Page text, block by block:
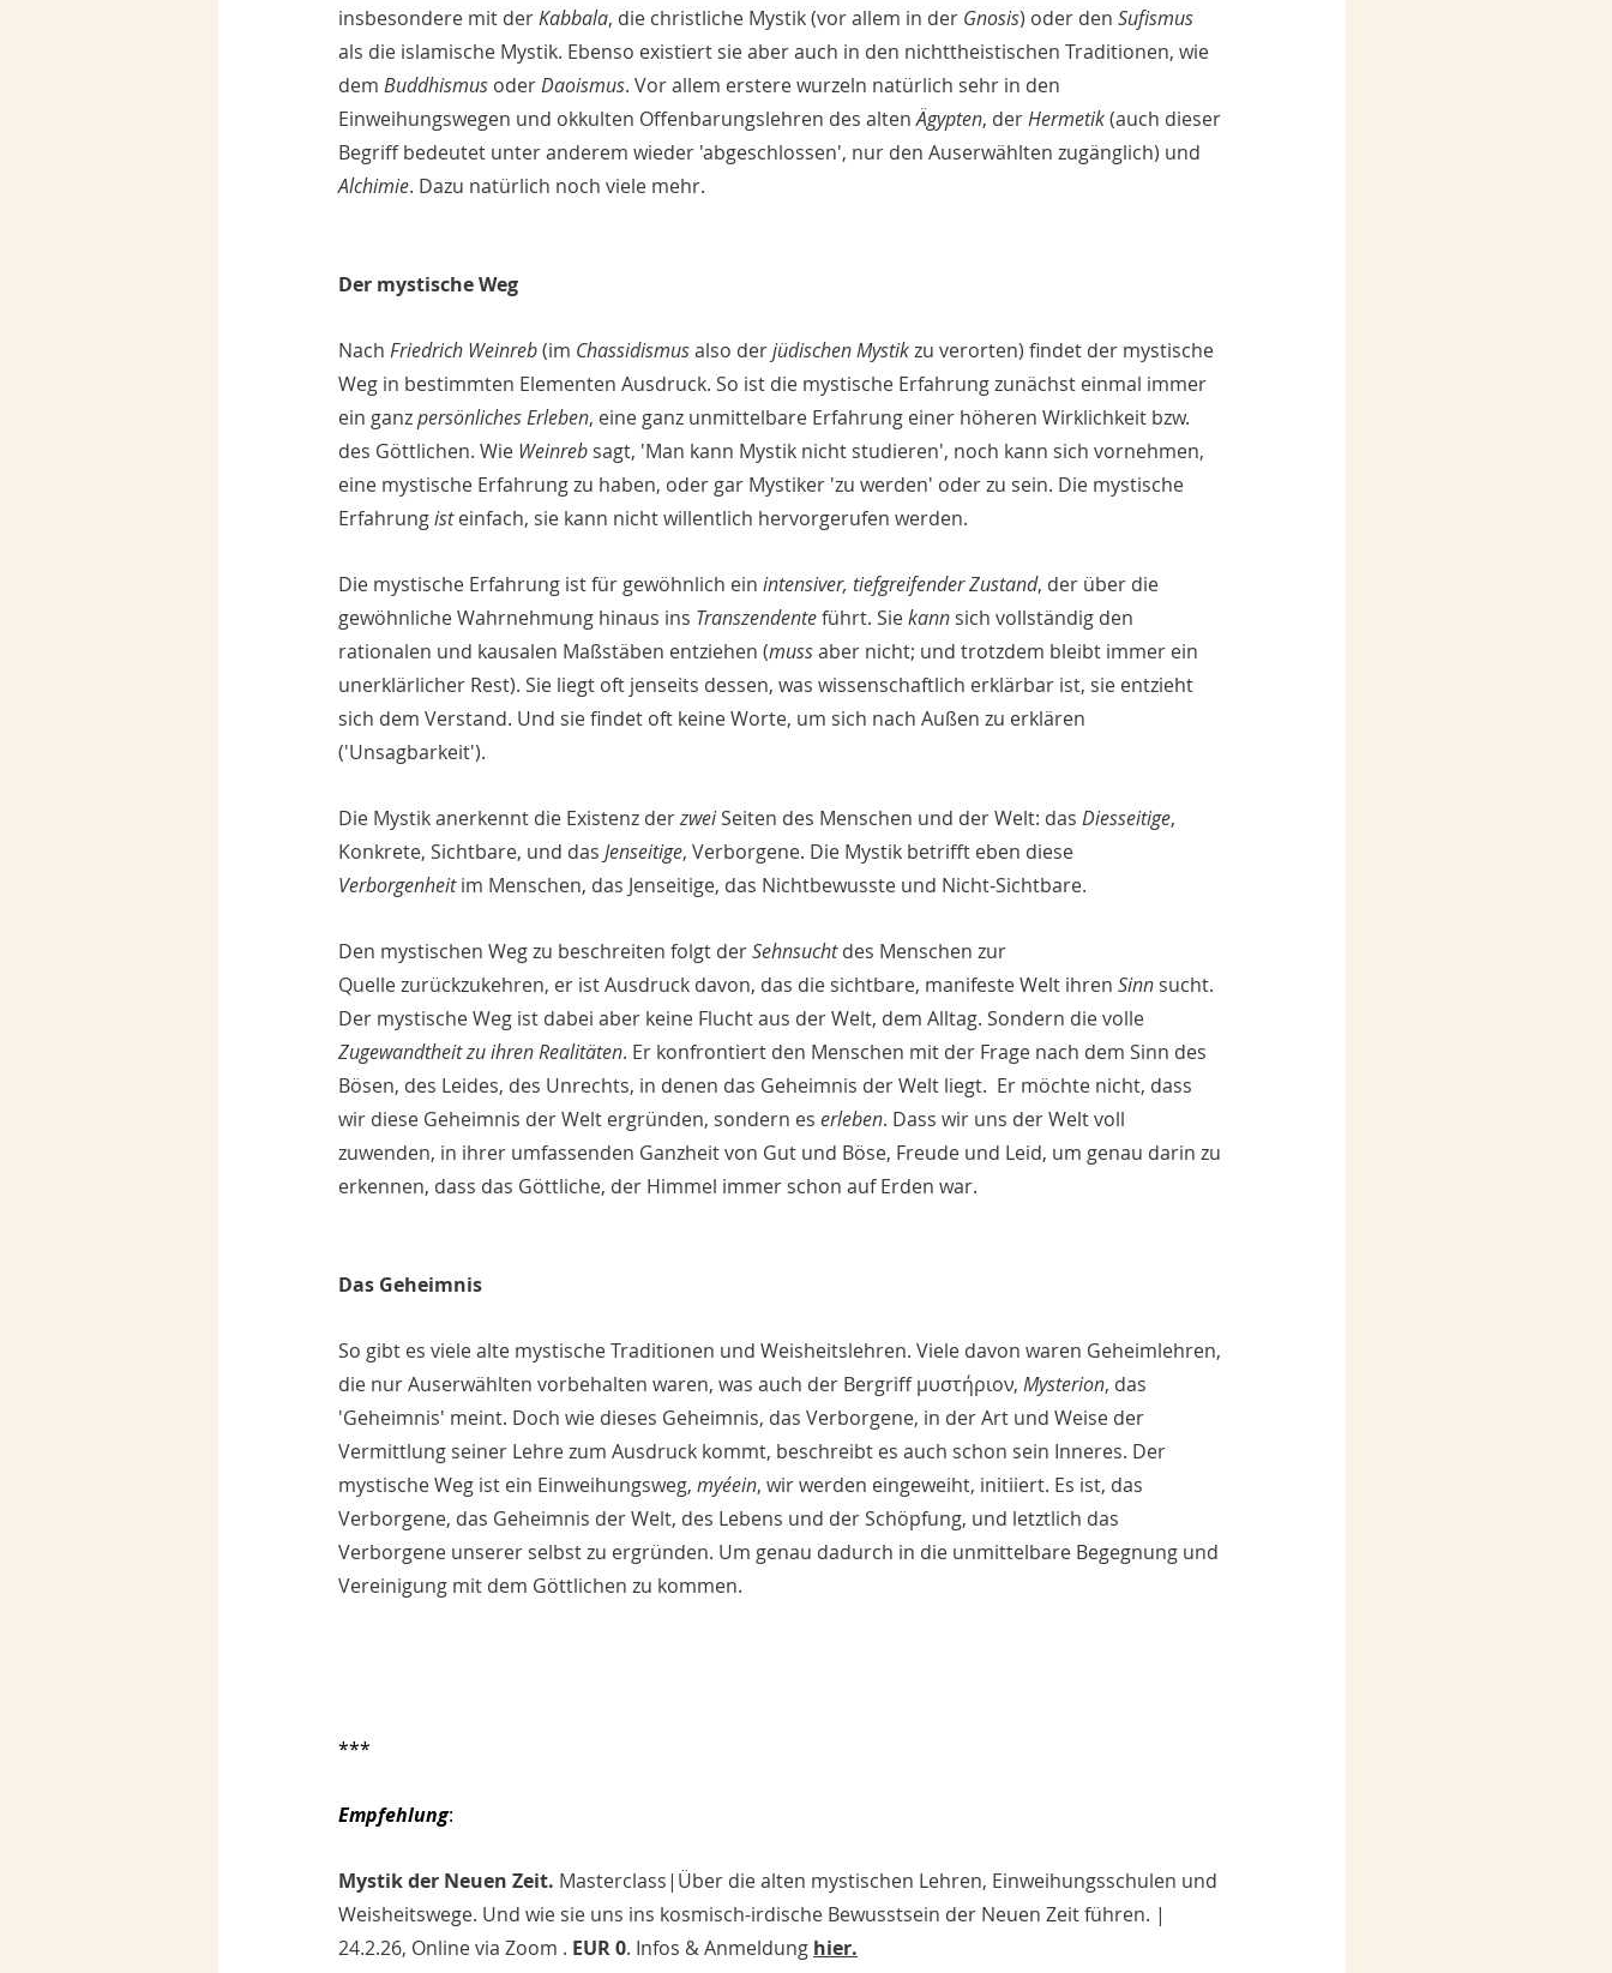
insbesondere mit der Kabbala, die christliche Mystik (vor allem in der Gnosis) oder den Sufismus
als die islamische Mystik. Ebenso existiert sie aber auch in den nichttheistischen Traditionen, wie
dem Buddhismus oder Daoismus. Vor allem erstere wurzeln natürlich sehr in den
Einweihungswegen und okkulten Offenbarungslehren des alten Ägypten, der Hermetik (auch dieser
Begriff bedeutet unter anderem wieder 'abgeschlossen', nur den Auserwählten zugänglich) und
Alchimie. Dazu natürlich noch viele mehr.
Der mystische Weg
Nach Friedrich Weinreb (im Chassidismus also der jüdischen Mystik zu verorten) findet der mystische
Weg in bestimmten Elementen Ausdruck. So ist die mystische Erfahrung zunächst einmal immer
ein ganz persönliches Erleben, eine ganz unmittelbare Erfahrung einer höheren Wirklichkeit bzw.
des Göttlichen. Wie Weinreb sagt, 'Man kann Mystik nicht studieren', noch kann sich vornehmen,
eine mystische Erfahrung zu haben, oder gar Mystiker 'zu werden' oder zu sein. Die mystische
Erfahrung ist einfach, sie kann nicht willentlich hervorgerufen werden.
Die mystische Erfahrung ist für gewöhnlich ein intensiver, tiefgreifender Zustand, der über die
gewöhnliche Wahrnehmung hinaus ins Transzendente führt. Sie kann sich vollständig den
rationalen und kausalen Maßstäben entziehen (muss aber nicht; und trotzdem bleibt immer ein
unerklärlicher Rest). Sie liegt oft jenseits dessen, was wissenschaftlich erklärbar ist, sie entzieht
sich dem Verstand. Und sie findet oft keine Worte, um sich nach Außen zu erklären
('Unsagbarkeit').
Die Mystik anerkennt die Existenz der zwei Seiten des Menschen und der Welt: das Diesseitige,
Konkrete, Sichtbare, und das Jenseitige, Verborgene. Die Mystik betrifft eben diese
Verborgenheit im Menschen, das Jenseitige, das Nichtbewusste und Nicht-Sichtbare.
Den mystischen Weg zu beschreiten folgt der Sehnsucht des Menschen zur
Quelle zurückzukehren, er ist Ausdruck davon, das die sichtbare, manifeste Welt ihren Sinn sucht.
Der mystische Weg ist dabei aber keine Flucht aus der Welt, dem Alltag. Sondern die volle
Zugewandtheit zu ihren Realitäten. Er konfrontiert den Menschen mit der Frage nach dem Sinn des
Bösen, des Leides, des Unrechts, in denen das Geheimnis der Welt liegt. Er möchte nicht, dass
wir diese Geheimnis der Welt ergründen, sondern es erleben. Dass wir uns der Welt voll
zuwenden, in ihrer umfassenden Ganzheit von Gut und Böse, Freude und Leid, um genau darin zu
erkennen, dass das Göttliche, der Himmel immer schon auf Erden war.
Das Geheimnis
So gibt es viele alte mystische Traditionen und Weisheitslehren. Viele davon waren Geheimlehren,
die nur Auserwählten vorbehalten waren, was auch der Bergriff μυστήριον, Mysterion, das
'Geheimnis' meint. Doch wie dieses Geheimnis, das Verborgene, in der Art und Weise der
Vermittlung seiner Lehre zum Ausdruck kommt, beschreibt es auch schon sein Inneres. Der
mystische Weg ist ein Einweihungsweg, myéein, wir werden eingeweiht, initiiert. Es ist, das
Verborgene, das Geheimnis der Welt, des Lebens und der Schöpfung, und letztlich das
Verborgene unserer selbst zu ergründen. Um genau dadurch in die unmittelbare Begegnung und
Vereinigung mit dem Göttlichen zu kommen.
***
Empfehlung:
Mystik der Neuen Zeit. Masterclass|Über die alten mystischen Lehren, Einweihungsschulen und
Weisheitswege. Und wie sie uns ins kosmisch-irdische Bewusstsein der Neuen Zeit führen. |
24.2.26, Online via Zoom . EUR 0. Infos & Anmeldung hier.